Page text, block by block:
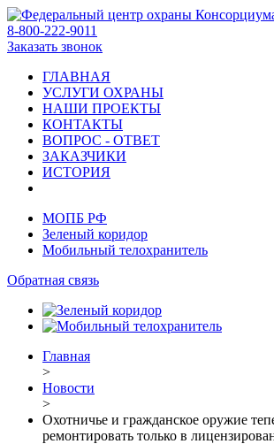
8-800-222-9011
Заказать звонок
ГЛАВНАЯ
УСЛУГИ ОХРАНЫ
НАШИ ПРОЕКТЫ
КОНТАКТЫ
ВОПРОС - ОТВЕТ
ЗАКАЗЧИКИ
ИСТОРИЯ
МОПБ РФ
Зеленый коридор
Мобильный телохранитель
Обратная связь
Главная
>
Новости
>
Охотничье и гражданское оружие
ремонтировать только в